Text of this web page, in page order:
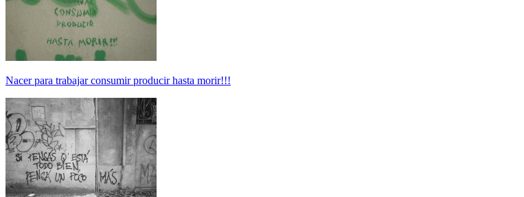
Nacer para trabajar consumir producir hasta morir!!!